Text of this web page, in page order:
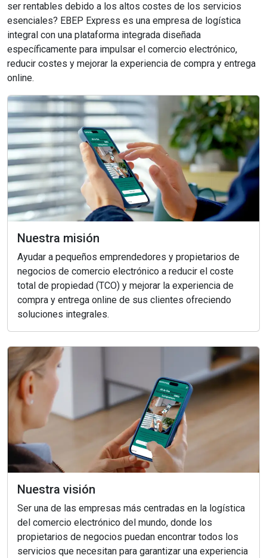
ser rentables debido a los altos costes de los servicios
esenciales? EBEP Express es una empresa de logística
integral con una plataforma integrada diseñada
específicamente para impulsar el comercio electrónico,
reducir costes y mejorar la experiencia de compra y entrega
online.
Nuestra misión
Ayudar a pequeños emprendedores y propietarios de
negocios de comercio electrónico a reducir el coste
total de propiedad (TCO) y mejorar la experiencia de
compra y entrega online de sus clientes ofreciendo
soluciones integrales.
Nuestra visión
Ser una de las empresas más centradas en la logística
del comercio electrónico del mundo, donde los
propietarios de negocios puedan encontrar todos los
servicios que necesitan para garantizar una experiencia